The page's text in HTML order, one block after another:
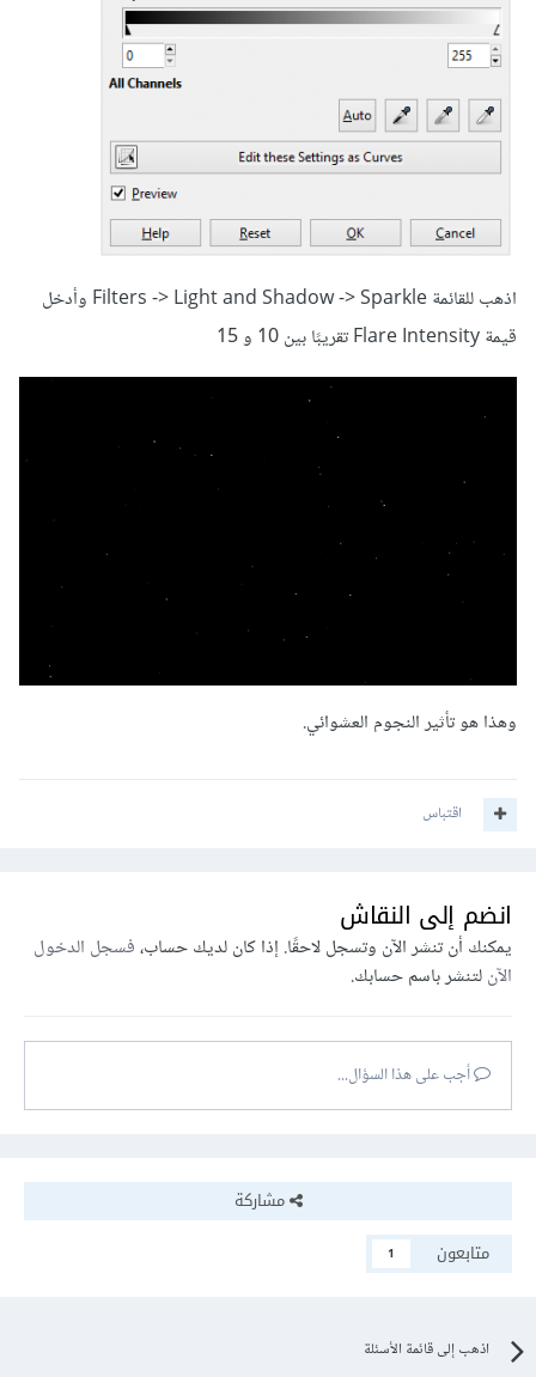
اذهب للقائمة Filters -> Light and Shadow -> Sparkle وأدخل
قيمة Flare Intensity تقريبًا بين 10 و 15
وهذا هو تأثير النجوم العشوائي.
اقتباس
انضم إلى النقاش
يمكنك أن تنشر الآن وتسجل لاحقًا. إذا كان لديك حساب،فسجل الدخول
الآنلتنشر باسم حسابك.
أجب على هذا السؤال...
مشاركة
متابعون
1
اذهب إلى قائمة الأسئلة